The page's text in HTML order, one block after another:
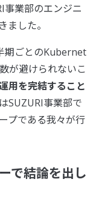
事業部のエンジニ
ました。
期ごとのKubernet
が避けられないこ
用を完結すること
SUZURI事業部で
プである我々が行
で結論を出し